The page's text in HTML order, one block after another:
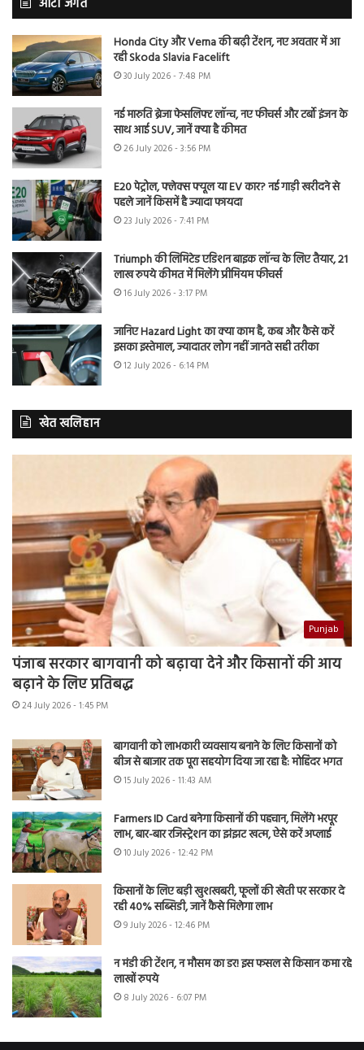
ऑटो जगत
Honda City और Verna की बढ़ी टेंशन, नए अवतार में आ
रही Skoda Slavia Facelift
30 July 2026 - 7:48 PM
नई मारुति ब्रेजा फेसलिफ्ट लॉन्च, नए फीचर्स और टर्बो इंजन के
साथ आई SUV, जानें क्या है कीमत
26 July 2026 - 3:56 PM
E20 पेट्रोल, फ्लेक्स फ्यूल या EV कार? नई गाड़ी खरीदने से
पहले जानें किसमें है ज्यादा फायदा
23 July 2026 - 7:41 PM
Triumph की लिमिटेड एडिशन बाइक लॉन्च के लिए तैयार, 21
लाख रुपये कीमत में मिलेंगे प्रीमियम फीचर्स
16 July 2026 - 3:17 PM
जानिए Hazard Light का क्या काम है, कब और कैसे करें
इसका इस्तेमाल, ज्यादातर लोग नहीं जानते सही तरीका
12 July 2026 - 6:14 PM
खेत खलिहान
Punjab
पंजाब सरकार बागवानी को बढ़ावा देने और किसानों की आय
बढ़ाने के लिए प्रतिबद्ध
24 July 2026 - 1:45 PM
बागवानी को लाभकारी व्यवसाय बनाने के लिए किसानों को
बीज से बाजार तक पूरा सहयोग दिया जा रहा है: मोहिंदर भगत
15 July 2026 - 11:43 AM
Farmers ID Card बनेगा किसानों की पहचान, मिलेंगे भरपूर
लाभ, बार-बार रजिस्ट्रेशन का झंझट खत्म, ऐसे करें अप्लाई
10 July 2026 - 12:42 PM
किसानों के लिए बड़ी खुशखबरी, फूलों की खेती पर सरकार दे
रही 40% सब्सिडी, जानें कैसे मिलेगा लाभ
9 July 2026 - 12:46 PM
न मंडी की टेंशन, न मौसम का डर! इस फसल से किसान कमा रहे
लाखों रुपये
8 July 2026 - 6:07 PM